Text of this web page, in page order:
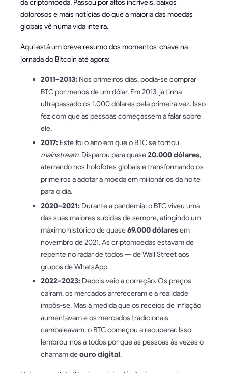
da criptomoeda. Passou por altos incríveis, baixos
dolorosos e mais notícias do que a maioria das moedas
globais vê numa vida inteira.
Aqui está um breve resumo dos momentos-chave na
jornada do Bitcoin até agora:
2011–2013: Nos primeiros dias, podia-se comprar
BTC por menos de um dólar. Em 2013, já tinha
ultrapassado os 1.000 dólares pela primeira vez. Isso
fez com que as pessoas começassem a falar sobre
ele.
2017: Este foi o ano em que o BTC se tornou
mainstream. Disparou para quase20.000 dólares,
aterrando nos holofotes globais e transformando os
primeiros a adotar a moeda em milionários da noite
para o dia.
2020–2021: Durante a pandemia, o BTC viveu uma
das suas maiores subidas de sempre, atingindo um
máximo histórico de quase69.000 dólaresem
novembro de 2021. As criptomoedas estavam de
repente no radar de todos — de Wall Street aos
grupos de WhatsApp.
2022–2023: Depois veio a correção. Os preços
caíram, os mercados arrefeceram e a realidade
impôs-se. Mas à medida que os receios de inflação
aumentavam e os mercados tradicionais
cambaleavam, o BTC começou a recuperar. Isso
lembrou-nos a todos por que as pessoas às vezes o
chamam deouro digital.